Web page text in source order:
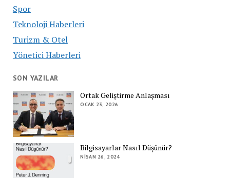
Spor
Teknoloji Haberleri
Turizm & Otel
Yönetici Haberleri
SON YAZILAR
Ortak Geliştirme Anlaşması
OCAK 23, 2026
Bilgisayarlar Nasıl Düşünür?
NISAN 26, 2024